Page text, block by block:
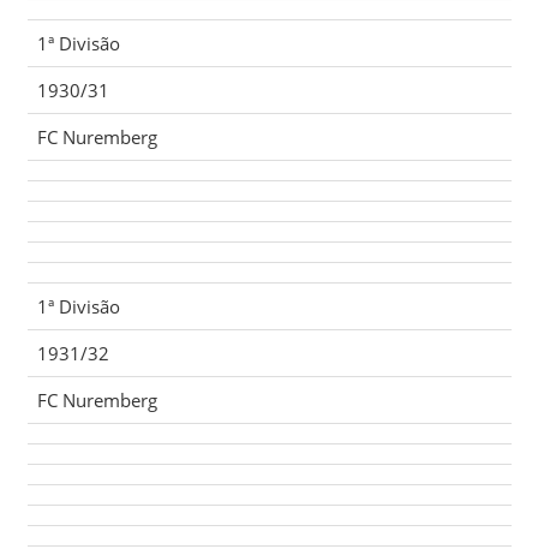
1ª Divisão
1930/31
FC Nuremberg
1ª Divisão
1931/32
FC Nuremberg